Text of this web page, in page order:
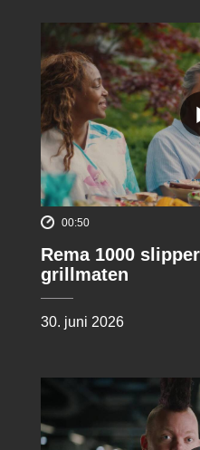
00:50
Rema 1000
grillmaten
30. juni 2026